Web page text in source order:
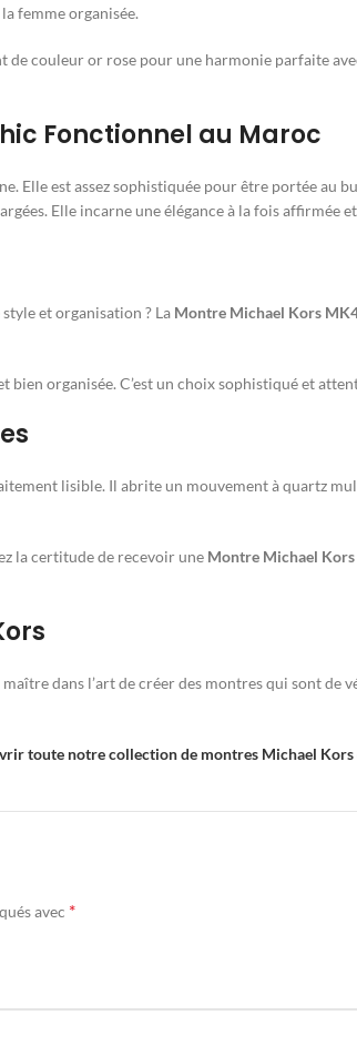
femme organisée.
couleur or rose pour une harmonie parfaite
Fonctionnel au Maroc
est assez sophistiquée pour être portée au
Elle incarne une élégance à la fois affirmée
et organisation ? La Montre Michael Kors
bien organisée. C’est un choix sophistiqué et
lisible. Il abrite un mouvement à quartz
la certitude de recevoir une Montre Michael
dans l’art de créer des montres qui sont
toute notre collection de montres Michael
avec *